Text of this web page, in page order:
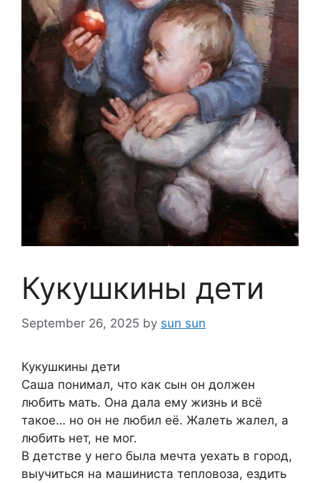
Кукушкины дети
September 26, 2025 by sun sun
Кукушкины дети
Саша понимал, что как сын он должен
любить мать. Она дала ему жизнь и всё
такое… но он не любил её. Жалеть жалел, а
любить нет, не мог.
В детстве у него была мечта уехать в город,
выучиться на машиниста тепловоза, ездить